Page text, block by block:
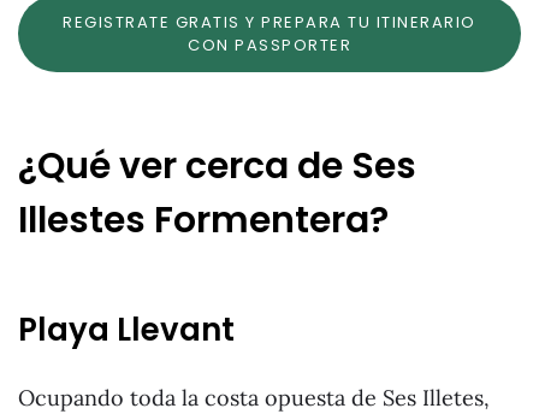
REGISTRATE GRATIS Y PREPARA TU ITINERARIO
CON PASSPORTER
¿Qué ver cerca de Ses
Illestes Formentera?
Playa Llevant
Ocupando toda la costa opuesta de Ses Illetes,